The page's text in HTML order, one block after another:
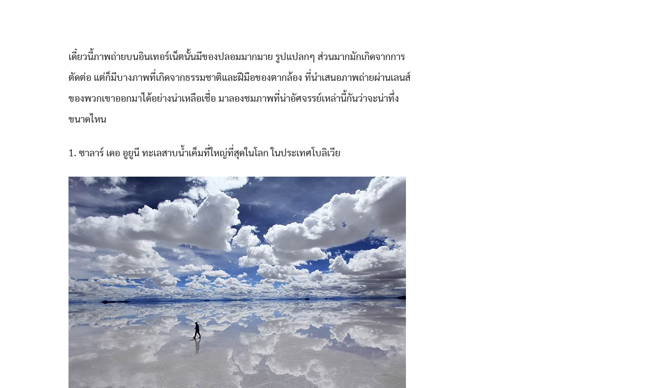
เดี๋ยวนี้ภาพถ่ายบนอินเทอร์เน็ตนั้นมีของปลอมมากมาย รูปแปลกๆ ส่วนมากมักเกิดจากการ
ตัดต่อ แต่ก็มีบางภาพที่เกิดจากธรรมชาติและฝีมือของตากล้อง ที่นำเสนอภาพถ่ายผ่านเลนส์
ของพวกเขาออกมาได้อย่างน่าเหลือเชื่อ มาลองชมภาพที่น่าอัศจรรย์เหล่านี้กันว่าจะน่าทึ่ง
ขนาดไหน
1. ซาลาร์ เดอ อูยูนี ทะเลสาบน้ำเค็มที่ใหญ่ที่สุดในโลก ในประเทศโบลิเวีย